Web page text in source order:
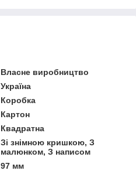
Власне виробництво
Україна
Коробка
Картон
Квадратна
Зі знімною кришкою, З
малюнком, З написом
97 мм